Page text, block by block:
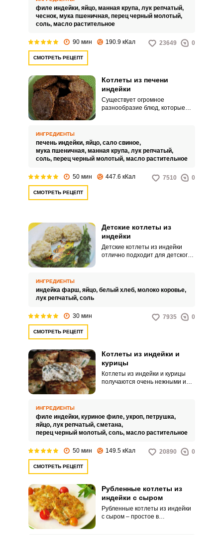
получается особенным.
филе индейки, яйцо, манная крупа, лук репчатый,
чеснок, мука пшеничная, перец черный молотый,
соль, масло растительное
90 мин 190.9 кКал 23649 0
СМОТРЕТЬ РЕЦЕПТ
Котлеты из печени
индейки
Существует огромное
разнообразие блюд, которые
индейки – вкусного и
питательного блюда.
ИНГРЕДИЕНТЫ
печень индейки, яйцо, сало свиное,
мука пшеничная, манная крупа, лук репчатый,
соль, перец черный молотый, масло растительное
50 мин 447.6 кКал 7510 0
СМОТРЕТЬ РЕЦЕПТ
Детские котлеты из
индейки
Детские котлеты из индейки
отлично подходит для детского
также можно включать в детский
ИНГРЕДИЕНТЫ
индейка фарш, яйцо, белый хлеб, молоко коровье,
лук репчатый, соль
30 мин 7935 0
СМОТРЕТЬ РЕЦЕПТ
Котлеты из индейки и
курицы
Котлеты из индейки и курицы
получаются очень нежными и
Такие нежные и мягкие котлеты
не только внесут разнообразие
в рацион семьи, их также можно
приготовить и для праздничного
ИНГРЕДИЕНТЫ
филе индейки, куриное филе, укроп, петрушка,
яйцо, лук репчатый, сметана,
перец черный молотый, соль, масло растительное
50 мин 149.5 кКал 20890 0
СМОТРЕТЬ РЕЦЕПТ
Рубленные котлеты из
индейки с сыром
Рубленные котлеты из индейки
с сыром – простое в
ВХОД НА САЙТ
Войдите
с помощью социальных сетей:
или